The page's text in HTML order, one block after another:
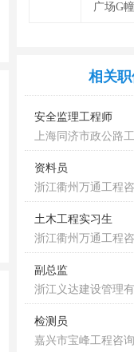
广场G
相关
安全监理工程师
上海同济市政公路
资料员
浙江衢州万通工程
土木工程实习生
浙江衢州万通工程
副总监
浙江义达建设管理
检测员
嘉兴市宝峰工程咨